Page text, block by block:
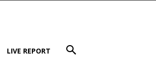
LIVE REPORT